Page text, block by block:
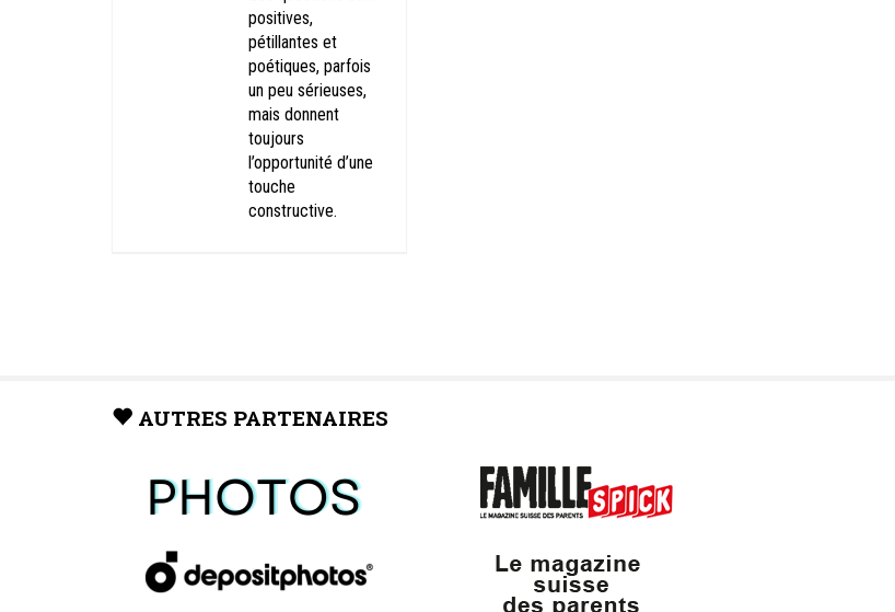
positives,
pétillantes et
poétiques, parfois
un peu sérieuses,
mais donnent
toujours
l’opportunité d’une
touche
constructive.
AUTRES PARTENAIRES